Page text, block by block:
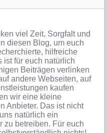
viel Zeit, Sorgfalt und
diesen Blog, um euch
hilfreiche
ist für euch natürlich
Beiträgen verlinken
andere Webseiten, auf
kaufen
wir eine kleine
Anbieter. Das ist nicht
natürlich ein
zu betreiben. Für euch